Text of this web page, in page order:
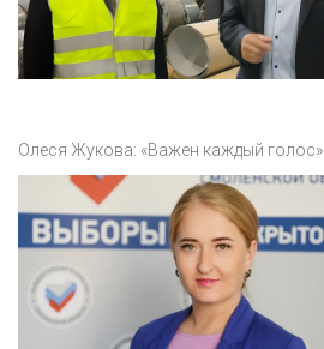
Олеся Жукова: «Важен каждый голос»